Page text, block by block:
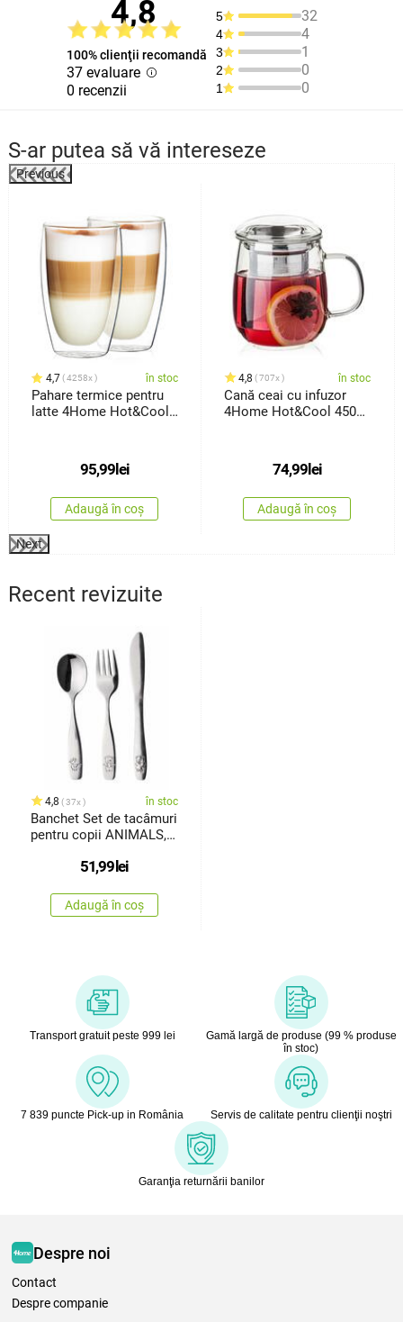
4,8
100% clienţii recomandă
37 evaluare
0 recenzii
5 32
4 4
3 1
2 0
1 0
S-ar putea să vă intereseze
Previous
4,7 4258x în stoc
Pahare termice pentru
latte 4Home Hot&Cool
95,99 lei
Adaugă în coș
4,8 707x în stoc
Cană ceai cu infuzor
4Home Hot&Cool 450
74,99 lei
Adaugă în coș
Next
Recent revizuite
4,8 37x în stoc
Banchet Set de tacâmuri
pentru copii ANIMALS,
51,99lei
Adaugă în coș
Transport gratuit peste 999 lei
Gamă largă de produse (99 % produse
în stoc)
7 839 puncte Pick-up in România Servis de calitate pentru clienţii noştri
Garanţia returnării banilor
Despre noi
Contact
Despre companie